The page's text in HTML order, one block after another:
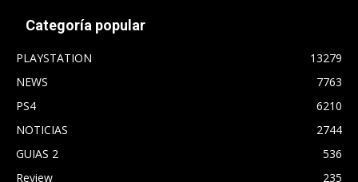
Categoría popular
PLAYSTATION
13279
NEWS
7763
PS4
6210
NOTICIAS
2744
GUIAS 2
536
Review
235